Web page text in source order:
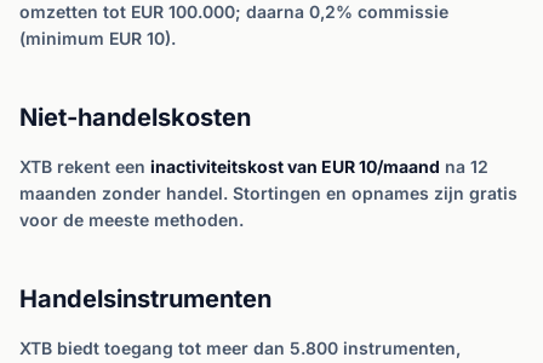
omzetten tot EUR 100.000; daarna 0,2% commissie
(minimum EUR 10).
Niet-handelskosten
XTB rekent een inactiviteitskost van EUR 10/maand na 12
maanden zonder handel. Stortingen en opnames zijn gratis
voor de meeste methoden.
Handelsinstrumenten
XTB biedt toegang tot meer dan 5.800 instrumenten,